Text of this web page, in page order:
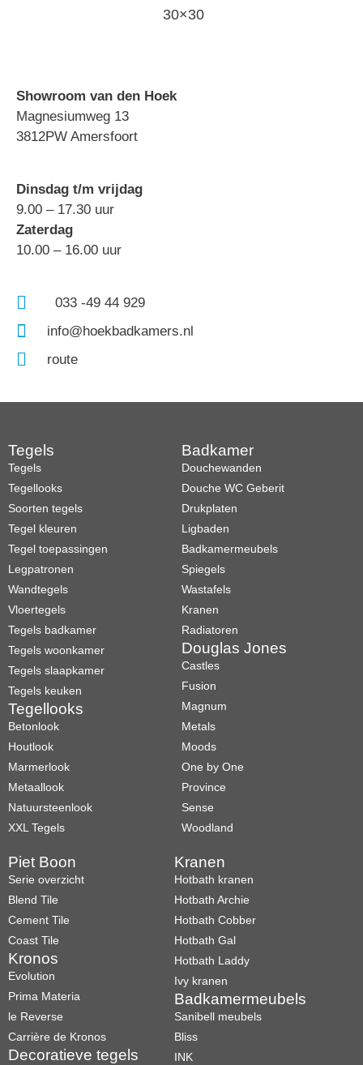
30×30
Showroom van den Hoek
Magnesiumweg 13
3812PW Amersfoort
Dinsdag t/m vrijdag
9.00 – 17.30 uur
Zaterdag
10.00 – 16.00 uur
033 -49 44 929
info@hoekbadkamers.nl
route
Tegels
Tegels
Tegellooks
Soorten tegels
Tegel kleuren
Tegel toepassingen
Legpatronen
Wandtegels
Vloertegels
Tegels badkamer
Tegels woonkamer
Tegels slaapkamer
Tegels keuken
Tegellooks
Betonlook
Houtlook
Marmerlook
Metaallook
Natuursteenlook
XXL Tegels
Badkamer
Douchewanden
Douche WC Geberit
Drukplaten
Ligbaden
Badkamermeubels
Spiegels
Wastafels
Kranen
Radiatoren
Douglas Jones
Castles
Fusion
Magnum
Metals
Moods
One by One
Province
Sense
Woodland
Piet Boon
Serie overzicht
Blend Tile
Cement Tile
Coast Tile
Kronos
Evolution
Prima Materia
le Reverse
Carrière de Kronos
Decoratieve tegels
Kranen
Hotbath kranen
Hotbath Archie
Hotbath Cobber
Hotbath Gal
Hotbath Laddy
Ivy kranen
Badkamermeubels
Sanibell meubels
Bliss
INK